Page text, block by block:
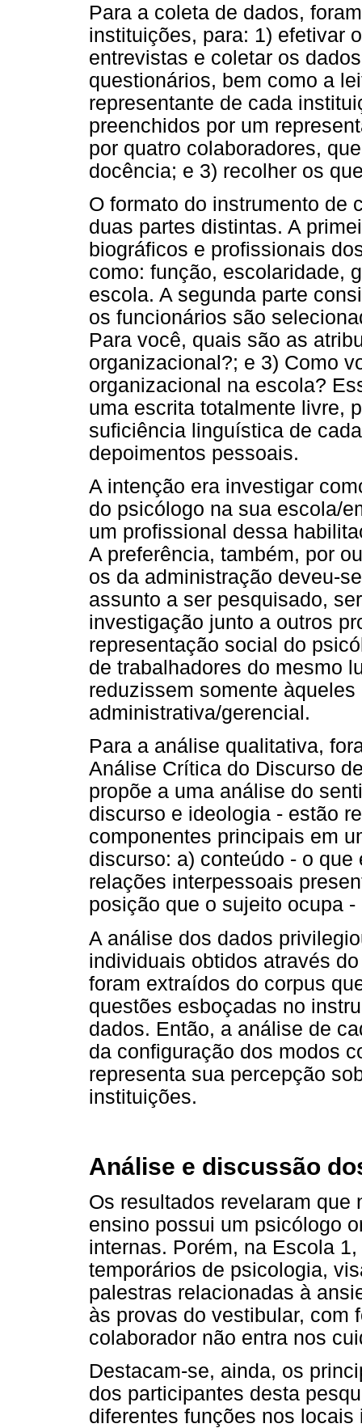
Para a coleta de dados,
instituições, para: 1) efetivar
entrevistas e coletar os
questionários, bem como a
representante de cada
preenchidos por um
por quatro colaboradores,
docência; e 3) recolher os
O formato do instrumento de
duas partes distintas. A
biográficos e profissionais
como: função, escolaridade,
escola. A segunda parte
os funcionários são
Para você, quais são as
organizacional?; e 3) Como
organizacional na escola?
uma escrita totalmente livre,
suficiência linguística de
depoimentos pessoais.
A intenção era investigar
do psicólogo na sua escola/
um profissional dessa
A preferência, também, por
os da administração deveu-
assunto a ser pesquisado,
investigação junto a outros
representação social do
de trabalhadores do mesmo
reduzissem somente
administrativa/gerencial.
Para a análise qualitativa,
Análise Crítica do Discurso
propõe a uma análise do
discurso e ideologia - estão
componentes principais em
discurso: a) conteúdo - o
relações interpessoais
posição que o sujeito ocupa
A análise dos dados
individuais obtidos através
foram extraídos do corpus
questões esboçadas no
dados. Então, a análise de
da configuração dos modos
representa sua percepção
instituições.
Análise e discussão
Os resultados revelaram que
ensino possui um psicólogo
internas. Porém, na Escola
temporários de psicologia,
palestras relacionadas à
às provas do vestibular, com
colaborador não entra nos
Destacam-se, ainda, os
dos participantes desta
diferentes funções nos